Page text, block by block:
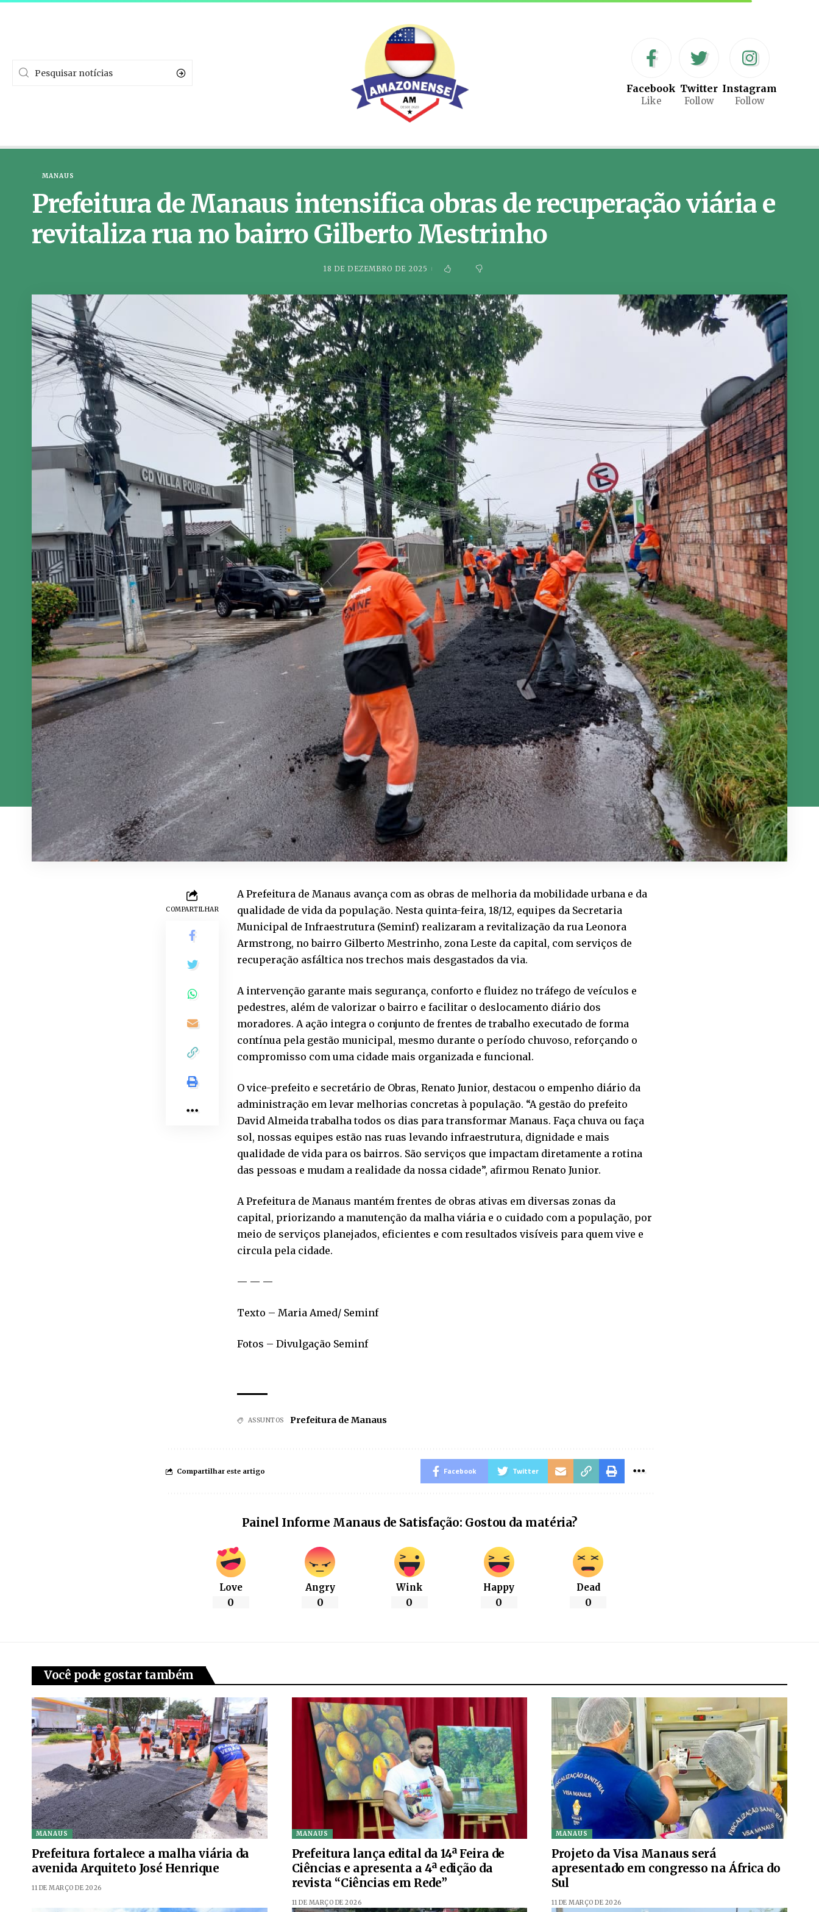
Facebook
Like
Twitter
Follow
Instagram
Follow
MANAUS
Prefeitura de Manaus intensifica obras de recuperação viária e
revitaliza rua no bairro Gilberto Mestrinho
18 DE DEZEMBRO DE 2025
COMPARTILHAR
A Prefeitura de Manaus avança com as obras de melhoria da mobilidade urbana e da
qualidade de vida da população. Nesta quinta-feira, 18/12, equipes da Secretaria
Municipal de Infraestrutura (Seminf) realizaram a revitalização da rua Leonora
Armstrong, no bairro Gilberto Mestrinho, zona Leste da capital, com serviços de
recuperação asfáltica nos trechos mais desgastados da via.
A intervenção garante mais segurança, conforto e fluidez no tráfego de veículos e
pedestres, além de valorizar o bairro e facilitar o deslocamento diário dos
moradores. A ação integra o conjunto de frentes de trabalho executado de forma
contínua pela gestão municipal, mesmo durante o período chuvoso, reforçando o
compromisso com uma cidade mais organizada e funcional.
O vice-prefeito e secretário de Obras, Renato Junior, destacou o empenho diário da
administração em levar melhorias concretas à população. “A gestão do prefeito
David Almeida trabalha todos os dias para transformar Manaus. Faça chuva ou faça
sol, nossas equipes estão nas ruas levando infraestrutura, dignidade e mais
qualidade de vida para os bairros. São serviços que impactam diretamente a rotina
das pessoas e mudam a realidade da nossa cidade”, afirmou Renato Junior.
A Prefeitura de Manaus mantém frentes de obras ativas em diversas zonas da
capital, priorizando a manutenção da malha viária e o cuidado com a população, por
meio de serviços planejados, eficientes e com resultados visíveis para quem vive e
circula pela cidade.
— — —
Texto – Maria Amed/ Seminf
Fotos – Divulgação Seminf
ASSUNTOS Prefeitura de Manaus
Compartilhar este artigo Facebook Twitter
Painel Informe Manaus de Satisfação: Gostou da matéria?
Love
0
Angry
0
Wink
0
Happy
0
Dead
0
Você pode gostar também
MANAUS
Prefeitura fortalece a malha viária da
avenida Arquiteto José Henrique
11 DE MARÇO DE 2026
MANAUS
Prefeitura lança edital da 14ª Feira de
Ciências e apresenta a 4ª edição da
revista “Ciências em Rede”
11 DE MARÇO DE 2026
MANAUS
Projeto da Visa Manaus será
apresentado em congresso na África do
Sul
11 DE MARÇO DE 2026